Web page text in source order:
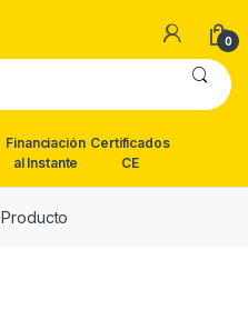
0
Financiación
al Instante
Certificados
CE
Producto